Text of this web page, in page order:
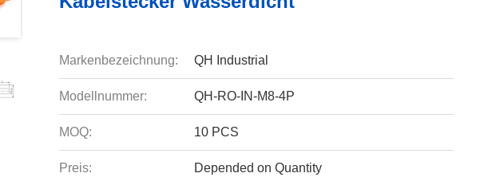
Markenbezeichnung: QH Industrial
Modellnummer: QH-RO-IN-M8-4P
MOQ: 10 PCS
Preis: Depended on Quantity